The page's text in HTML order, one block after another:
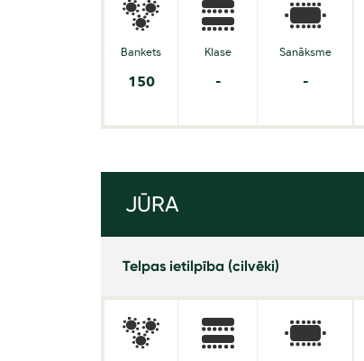
Bankets
150
Klase
-
Sanāksme
-
JŪRA
Telpas ietilpība (cilvēki)